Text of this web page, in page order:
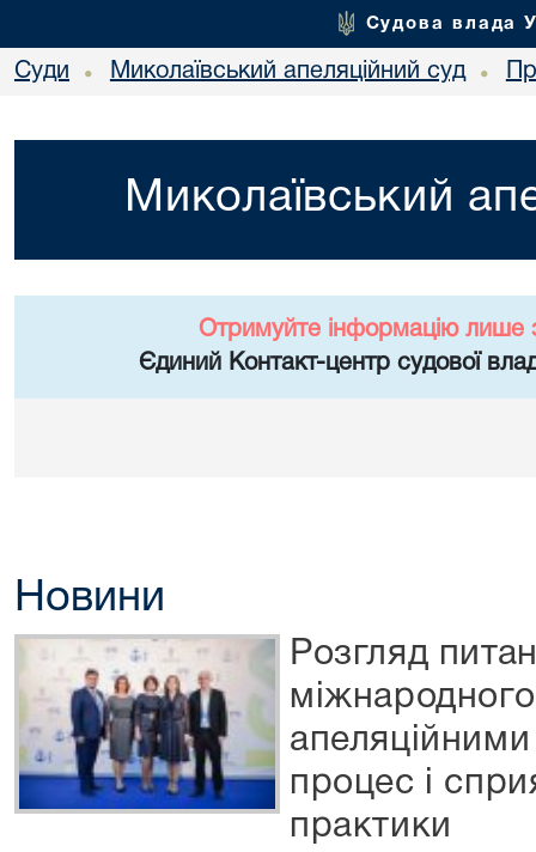
Судова влада
Суди • Миколаївський апеляційний суд •
Миколаївський
Отримуйте інформацію лише
Єдиний Контакт-центр судової
Новини
Розгляд
процес і
практики